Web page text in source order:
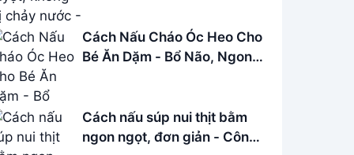
Cách Nấu Cháo Óc Heo Cho
Bé Ăn Dặm - Bổ Não, Ngon
Cách nấu súp nui thịt bằm
ngon ngọt, đơn giản - Công